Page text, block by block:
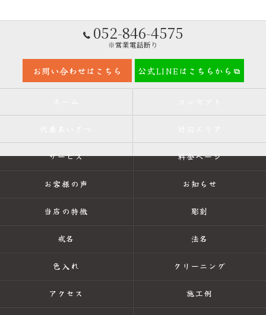
052-846-4575
※営業電話断り
お問い合わせはこちら 公式LINEはこちらから
サービス 料金ページ
お客様の声 お知らせ
当店の特徴 彫刻
戒名 法名
色入れ クリーニング
アクセス 施工例